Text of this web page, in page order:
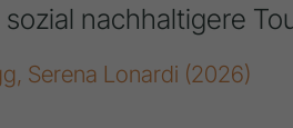
nachhaltigere
Serena Lonardi (2026)